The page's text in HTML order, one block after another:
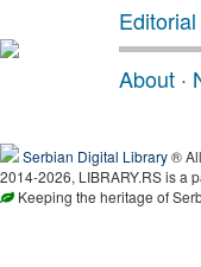
About ·
Serbian Digital Library®
2014-2026, LIBRARY.RS is a
Keeping the heritage of